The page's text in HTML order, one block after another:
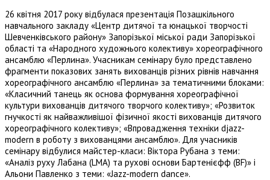
26 квітня 2017 року відбулася презентація Позашкільного
навчального закладу «Центр дитячої та юнацької творчості
Шевченківського району» Запорізької міської ради Запорізької
області та «Народного художнього колективу» хореографічного
ансамблю «Перлина». Учасникам семінару було представлено
фрагменти показових занять вихованців різних рівнів навчання
хореографічного ансамблю «Перлина» за тематичними блоками:
«Класичний танець як основа формування хореографічної
культури вихованців дитячого творчого колективу»; «Розвиток
гнучкості як найважливішої фізичної якості вихованців дитячого
хореографічного колективу»; «Впровадження техніки djazz-
modern в роботу з вихованцями ансамблю». Для учасників
семінару відбулися майстер-класи: Віктора Рубана з теми:
«Аналіз руху Лабана (LMA) та рухові основи Бартенієфф (BF)» і
Альони Павленко з теми: «Jazz-modern dance».